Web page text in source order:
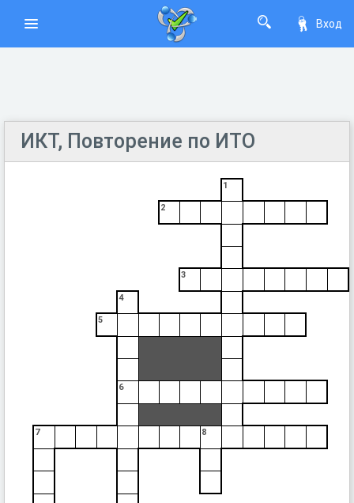
Вход
ИКТ, Повторение по ИТО
1
2
3
4
5
6
7 8